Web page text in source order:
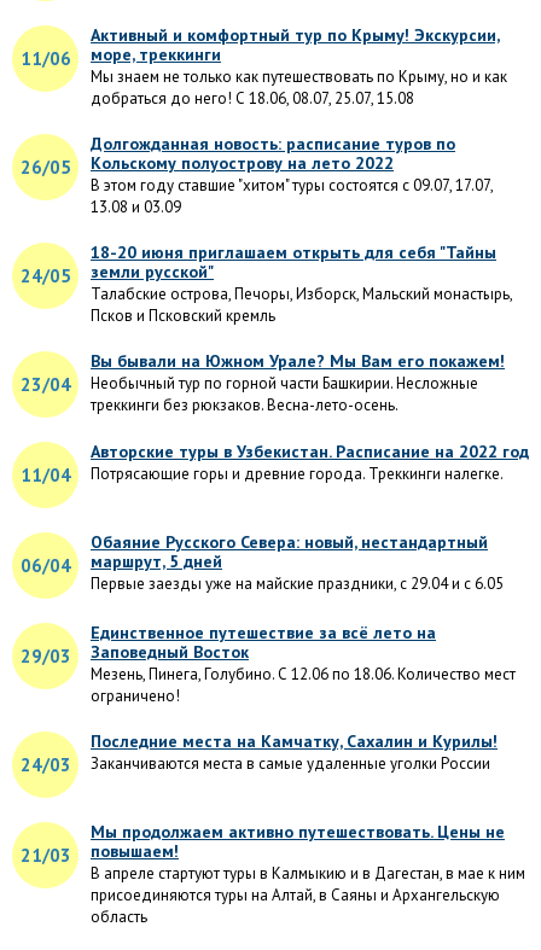
11/06
Активный и комфортный тур по Крыму! Экскурсии,
море, треккинги
Мы знаем не только как путешествовать по Крыму, но и как
добраться до него! С 18.06, 08.07, 25.07, 15.08
26/05
Долгожданная новость: расписание туров по
Кольскому полуострову на лето 2022
В этом году ставшие "хитом" туры состоятся с 09.07, 17.07,
13.08 и 03.09
24/05
18-20 июня приглашаем открыть для себя "Тайны
земли русской"
Талабские острова, Печоры, Изборск, Мальский монастырь,
Псков и Псковский кремль
23/04
Вы бывали на Южном Урале? Мы Вам его покажем!
Необычный тур по горной части Башкирии. Несложные
треккинги без рюкзаков. Весна-лето-осень.
11/04
Авторские туры в Узбекистан. Расписание на 2022 год
Потрясающие горы и древние города. Треккинги налегке.
06/04
Обаяние Русского Севера: новый, нестандартный
маршрут, 5 дней
Первые заезды уже на майские праздники, с 29.04 и с 6.05
29/03
Единственное путешествие за всё лето на
Заповедный Восток
Мезень, Пинега, Голубино. С 12.06 по 18.06. Количество мест
ограничено!
24/03
Последние места на Камчатку, Сахалин и Курилы!
Заканчиваются места в самые удаленные уголки России
21/03
Мы продолжаем активно путешествовать. Цены не
повышаем!
В апреле стартуют туры в Калмыкию и в Дагестан, в мае к ним
присоединяются туры на Алтай, в Саяны и Архангельскую
область